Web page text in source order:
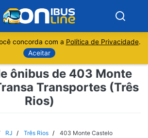
concorda com a Política de Privacidade.
Aceitar
ônibus de 403 Monte
Transportes (Três
Rios)
RJ Três Rios 403 Monte Castelo